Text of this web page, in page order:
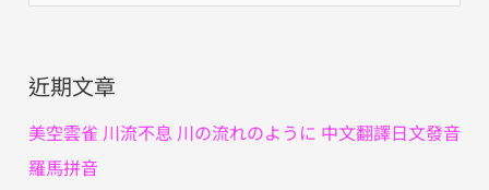
尋
鍵
字
:
近期文章
美空雲雀 川流不息 川の流れのように 中文翻譯日文發音
羅馬拼音